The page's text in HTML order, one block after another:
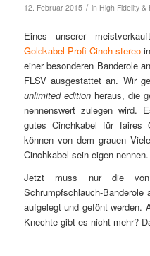
12. Februar 2015 / in High Fidelity &
Eines unserer
Goldkabel Profi Cinch stereo
einer besonderen Banderole
FLSV ausgestattet an. Wir
unlimited editionheraus, die
nennenswert zulegen wird.
gutes Cinchkabel für
können von dem grauen
Cinchkabel sein eigen nennen.
Jetzt muss nur die
Schrumpfschlauch-
aufgelegt und gefönt werden.
Knechte gibt es nicht mehr?